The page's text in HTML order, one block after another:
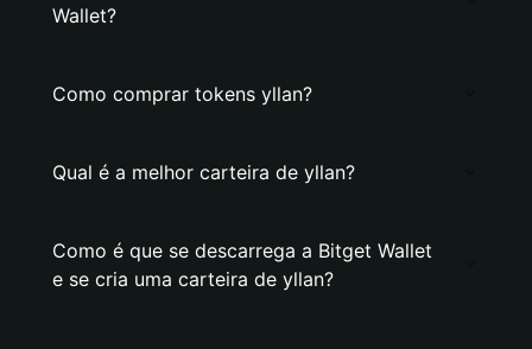
Wallet?
Como comprar tokens yllan?
Qual é a melhor carteira de yllan?
Como é que se descarrega a Bitget Wallet
e se cria uma carteira de yllan?